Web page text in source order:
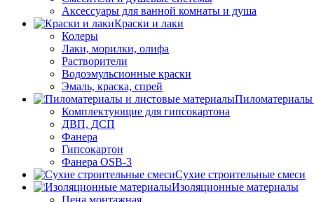
Аксессуары для ванной комнаты и душа
Краски и лаки
Колеры
Лаки, морилки, олифа
Растворители
Водоэмульсионные краски
Эмаль, краска, спрей
Комплектующие для гипсокартона
ДВП, ДСП
Фанера
Гипсокартон
Фанера OSB-3
Сухие строительные смеси
Изоляционные материалы
Пена монтажная